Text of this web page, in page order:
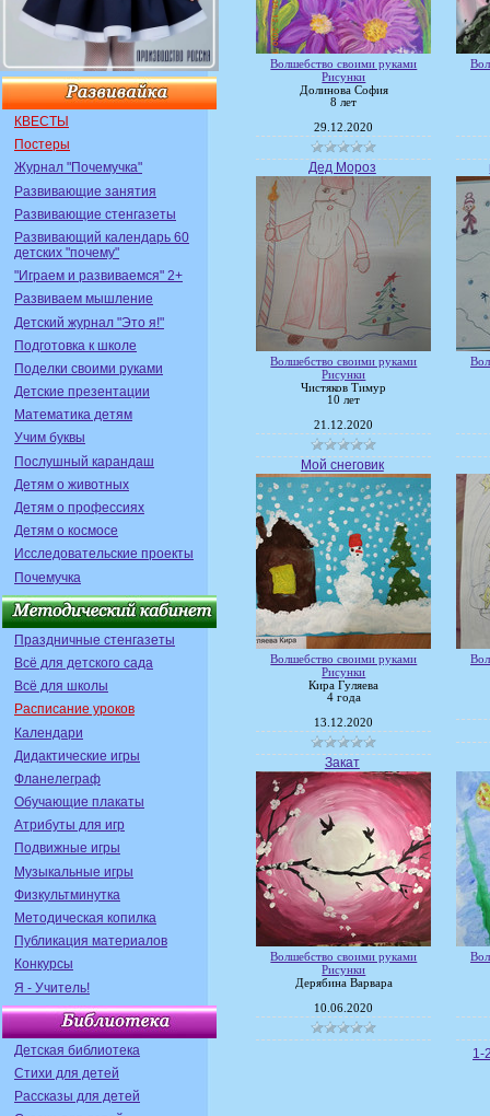
КВЕСТЫ
Постеры
Журнал "Почемучка"
Развивающие занятия
Развивающие стенгазеты
Развивающий календарь 60
детских "почему"
"Играем и развиваемся" 2+
Развиваем мышление
Детский журнал "Это я!"
Подготовка к школе
Поделки своими руками
Детские презентации
Математика детям
Учим буквы
Послушный карандаш
Детям о животных
Детям о профессиях
Детям о космосе
Исследовательские проекты
Почемучка
Праздничные стенгазеты
Всё для детского сада
Всё для школы
Расписание уроков
Календари
Дидактические игры
Фланелеграф
Обучающие плакаты
Атрибуты для игр
Подвижные игры
Музыкальные игры
Физкультминутка
Методическая копилка
Публикация материалов
Конкурсы
Я - Учитель!
Детская библиотека
Стихи для детей
Рассказы для детей
Волшебство своими руками
Рисунки
Долинова София
8 лет
29.12.2020
Дед Мороз
Волшебство своими руками
Рисунки
Чистяков Тимур
10 лет
21.12.2020
Мой снеговик
Волшебство своими руками
Рисунки
Кира Гуляева
4 года
13.12.2020
Закат
Волшебство своими руками
Рисунки
Дерябина Варвара
10.06.2020
1-